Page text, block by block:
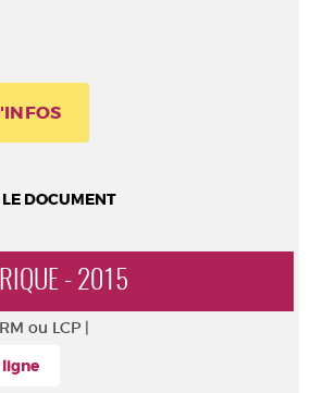
DOCUMENT
- 2015
ou LCP |